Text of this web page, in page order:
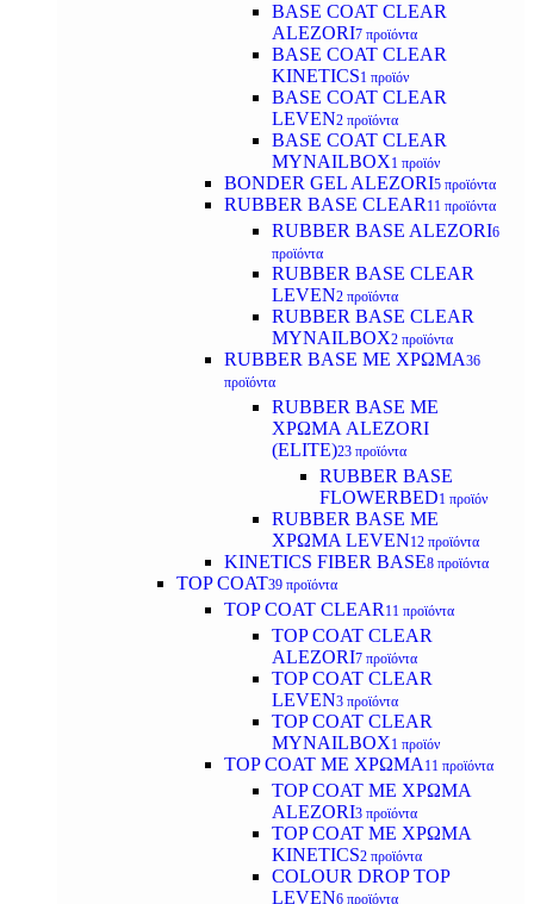
BASE COAT CLEAR
ALEZORI7 προϊόντα
BASE COAT CLEAR
KINETICS1 προϊόν
BASE COAT CLEAR
LEVEN2 προϊόντα
BASE COAT CLEAR
MYNAILBOX1 προϊόν
BONDER GEL ALEZORI5 προϊόντα
RUBBER BASE CLEAR 11 προϊόντα
RUBBER BASE ALEZORI6
προϊόντα
RUBBER BASE CLEAR
LEVEN2 προϊόντα
RUBBER BASE CLEAR
MYNAILBOX2 προϊόντα
RUBBER BASE ΜΕ ΧΡΩΜΑ36
προϊόντα
RUBBER BASE ΜΕ
ΧΡΩΜΑ ALEZORI
(ELITE)23 προϊόντα
RUBBER BASE
FLOWERBED1 προϊόν
RUBBER BASE ΜΕ
ΧΡΩΜΑ LEVEN12 προϊόντα
KINETICS FIBER BASE8 προϊόντα
TOP COAT39 προϊόντα
TOP COAT CLEAR 11 προϊόντα
TOP COAT CLEAR
ALEZORI7 προϊόντα
TOP COAT CLEAR
LEVEN3 προϊόντα
TOP COAT CLEAR
MYNAILBOX1 προϊόν
TOP COAT ΜΕ ΧΡΩΜΑ 11 προϊόντα
TOP COAT ΜΕ ΧΡΩΜΑ
ALEZORI3 προϊόντα
TOP COAT ΜΕ ΧΡΩΜΑ
KINETICS2 προϊόντα
COLOUR DROP TOP
LEVEN6 προϊόντα